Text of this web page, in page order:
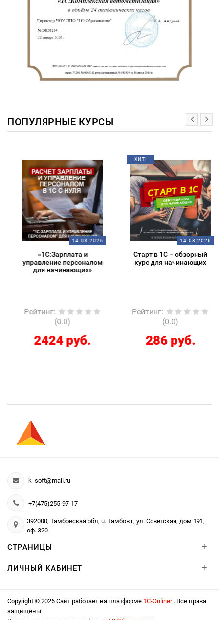
ПОПУЛЯРНЫЕ КУРСЫ
14.08.2026
«1С:Зарплата и
управление персоналом
для начинающих»
Рейтинг:
(0.0)
2424 руб.
ХИТ!
14.08.2026
Старт в 1С – обзорный
курс для начинающих
Рейтинг:
(0.0)
286 руб.
k_soft@mail.ru
+7(475)255-97-17
392000, Тамбовская обл, u. Тамбов г, ул. Советская, дом 191,
оф. 320
СТРАНИЦЫ +
ЛИЧНЫЙ КАБИНЕТ +
Copyright © 2026 Сайт работает на платформе 1С-Onliner . Все права
защищены.